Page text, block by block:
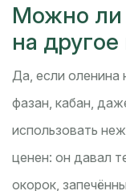
Можно ли
на
Да, если оленина
фазан, кабан,
использовать
ценен: он давал
окорок,